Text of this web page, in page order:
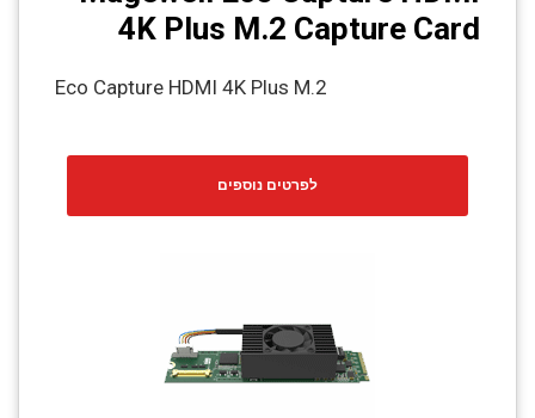
4K Plus M.2 Capture Card
Eco Capture HDMI 4K Plus M.2
לפרטים נוספים